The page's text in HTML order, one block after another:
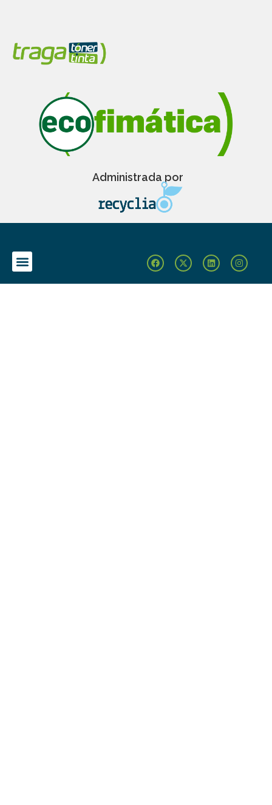
Administrada por